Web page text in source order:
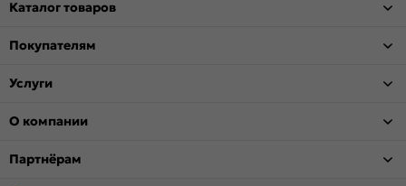
Каталог товаров
Покупателям
Услуги
О компании
Партнёрам